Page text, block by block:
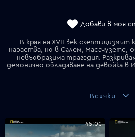
Добави в моя
В края на XVII век скептицизмът
нараства, но в Салем, Масачузетс,
невъобразима трагедия.
демонично обладаване на девойка в
Всички
45:00